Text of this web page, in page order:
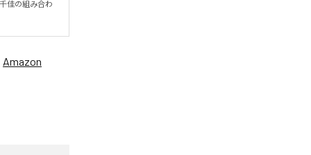
佳の組み合わ
Amazon